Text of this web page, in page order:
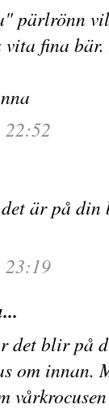
pärlrönn
vita fina
22:52
är på din
23:19
det blir på
om innan.